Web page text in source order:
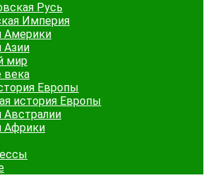
Русь
Империя
Америки
Азии
мир
века
Европы
история Европы
Австралии
Африки